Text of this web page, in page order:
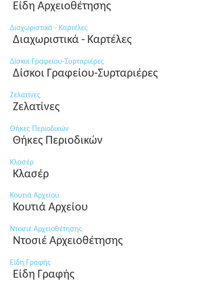
Είδη Αρχειοθέτησης
Διαχωριστικά - Καρτέλες
Διαχωριστικά - Καρτέλες
Δίσκοι Γραφείου-Συρταριέρες
Δίσκοι Γραφείου-Συρταριέρες
Ζελατίνες
Ζελατίνες
Θήκες Περιοδικών
Θήκες Περιοδικών
Κλασέρ
Κλασέρ
Κουτιά Αρχείου
Κουτιά Αρχείου
Ντοσιέ Αρχειοθέτησης
Ντοσιέ Αρχειοθέτησης
Είδη Γραφής
Είδη Γραφής